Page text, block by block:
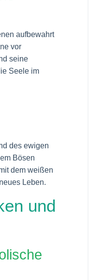
aufbewahrt
vor
seine
Seele im
des ewigen
Bösen
dem weißen
Leben.
und